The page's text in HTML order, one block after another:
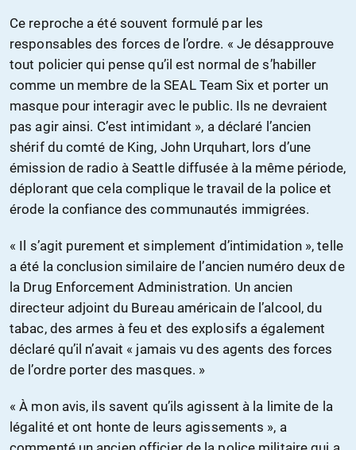
Ce reproche a été souvent formulé par les
responsables des forces de l’ordre. « Je désapprouve
tout policier qui pense qu’il est normal de s’habiller
comme un membre de la SEAL Team Six et porter un
masque pour interagir avec le public. Ils ne devraient
pas agir ainsi. C’est intimidant », a déclaré l’ancien
shérif du comté de King, John Urquhart, lors d’une
émission de radio à Seattle diffusée à la même période,
déplorant que cela complique le travail de la police et
érode la confiance des communautés immigrées.
« Il s’agit purement et simplement d’intimidation », telle
a été la conclusion similaire de l’ancien numéro deux de
la Drug Enforcement Administration. Un ancien
directeur adjoint du Bureau américain de l’alcool, du
tabac, des armes à feu et des explosifs a également
déclaré qu’il n’avait « jamais vu des agents des forces
de l’ordre porter des masques. »
« À mon avis, ils savent qu’ils agissent à la limite de la
légalité et ont honte de leurs agissements », a